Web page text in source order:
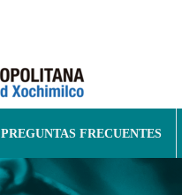
PREGUNTAS FRECUENTES